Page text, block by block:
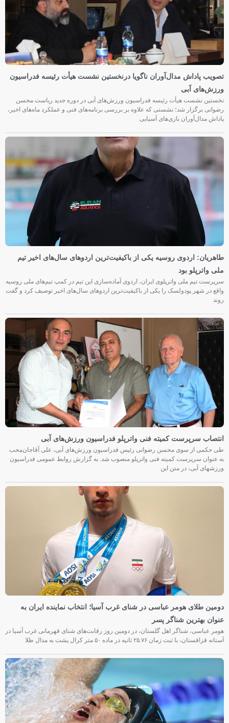
تصویب پاداش مدال‌آوران ناگویا درنخستین نشست هیأت رئیسه فدراسیون
ورزش‌های آبی
نخستین نشست هیأت رئیسه فدراسیون ورزش‌های آبی در دوره جدید ریاست محسن
رضوانی برگزار شد؛ نشستی که علاوه بر بررسی برنامه‌های فنی و عملکرد ماه‌های اخیر،
پاداش مدال‌آوران بازی‌های آسیایی
طاهریان: اردوی روسیه یکی از باکیفیت‌ترین اردوهای سال‌های اخیر تیم
ملی واترپلو بود
سرپرست تیم ملی واترپلوی ایران، اردوی آماده‌سازی این تیم در کمپ تیم‌های ملی روسیه
واقع در شهر پودولسک را یکی از باکیفیت‌ترین اردوهای سال‌های اخیر توصیف کرد و گفت
روند
انتصاب سرپرست کمیته فنی واترپلو فدراسیون ورزش‌های آبی
طی حکمی از سوی محسن رضوانی رئیس فدراسیون ورزش‌های آبی، علی آقاجان‌محب
به عنوان سرپرست کمیته فنی واترپلو منصوب شد. به گزارش روابط عمومی فدراسیون
ورزشهای آبی، در متن این
دومین طلای هومر عباسی در شنای غرب آسیا؛ انتخاب نماینده ایران به
عنوان بهترین شناگر پسر
هومر عباسی، شناگر اهل گلستان، در دومین روز رقابت‌های شنای قهرمانی غرب آسیا در
آستانه قزاقستان، با ثبت زمان ۲۵.۷۶ ثانیه در ماده ۵۰ متر کرال پشت به مدال طلا